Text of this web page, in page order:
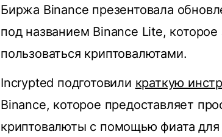
Биржа Binance презентовала
под названием Binance Lite,
пользоваться криптовалютами.
Incrypted подготовили краткую
Binance, которое предоставляет
криптовалюты с помощью фиата